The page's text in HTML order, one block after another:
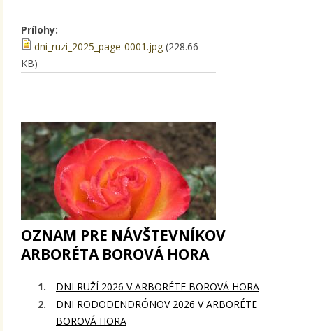
Prílohy:
dni_ruzi_2025_page-0001.jpg (228.66
KB)
OZNAM PRE NÁVŠTEVNÍKOV
ARBORÉTA BOROVÁ HORA
DNI RUŽÍ 2026 V ARBORÉTE BOROVÁ HORA
DNI RODODENDRÓNOV 2026 V ARBORÉTE
BOROVÁ HORA